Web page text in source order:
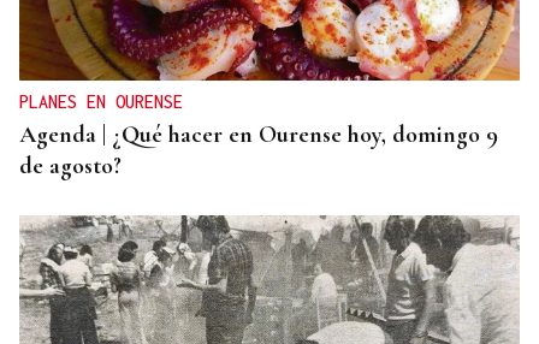
La vivienda se dispara en el centro de Madrid:
crece el doble que los salarios en la última década
PLANES EN OURENSE
Agenda | ¿Qué hacer en Ourense hoy, domingo 9
de agosto?